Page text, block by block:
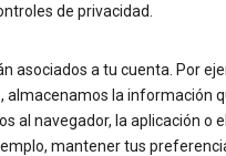
de privacidad.
asociados a tu cuenta. Por
almacenamos la información
al navegador, la aplicación o el
mantener tus